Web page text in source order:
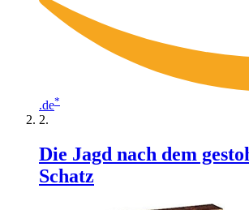
.de*
Die Jagd nach dem
Schatz